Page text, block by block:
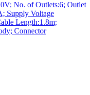
No. of Outlets:6; Outlet
Supply Voltage
Length:1.8m;
Connector